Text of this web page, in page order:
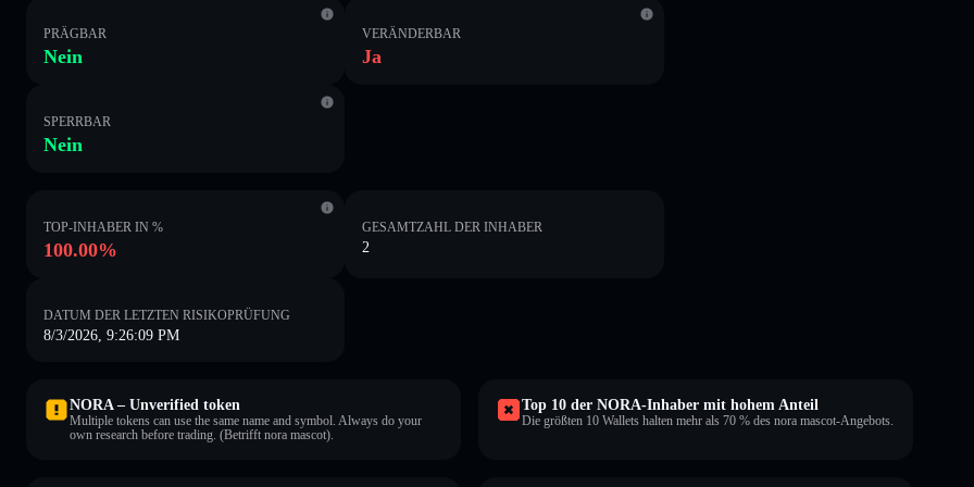
PRÄGBAR
Nein
VERÄNDERBAR
Ja
SPERRBAR
Nein
TOP-INHABER IN %
100.00%
GESAMTZAHL DER INHABER
2
DATUM DER LETZTEN RISIKOPRÜFUNG
8/3/2026, 9:26:09 PM
NORA – Unverified token
Multiple tokens can use the same name and symbol. Always do your
own research before trading. (Betrifft nora mascot).
Top 10 der NORA-Inhaber mit hohem Anteil
Die größten 10 Wallets halten mehr als 70 % des nora mascot-Angebots.